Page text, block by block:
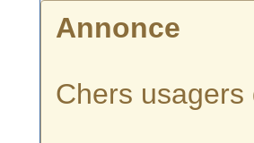
Annonce
Chers